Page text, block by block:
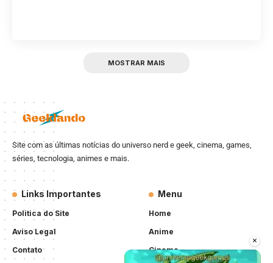
×
MOSTRAR MAIS
Site com as últimas notícias do universo nerd e geek, cinema, games,
séries, tecnologia, animes e mais.
Links Importantes
Politica do Site
Aviso Legal
Contato
Menu
Home
Anime
Cinema